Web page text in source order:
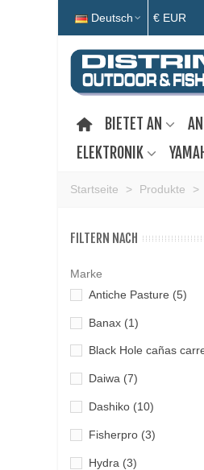
Deutsch € EUR
BIETET AN
ELEKTRONIK
Startseite > Produkte >
FILTERN NACH
Marke
Antiche Pasture (5)
Banax (1)
Black Hole cañas
Daiwa (7)
Dashiko (10)
Fisherpro (3)
Hydra (3)